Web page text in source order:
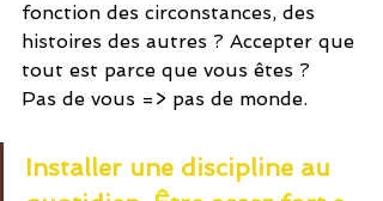
fonction des circonstances, des
histoires des autres ? Accepter que
tout est parce que vous êtes ?
Pas de vous => pas de monde.
Installer une discipline au